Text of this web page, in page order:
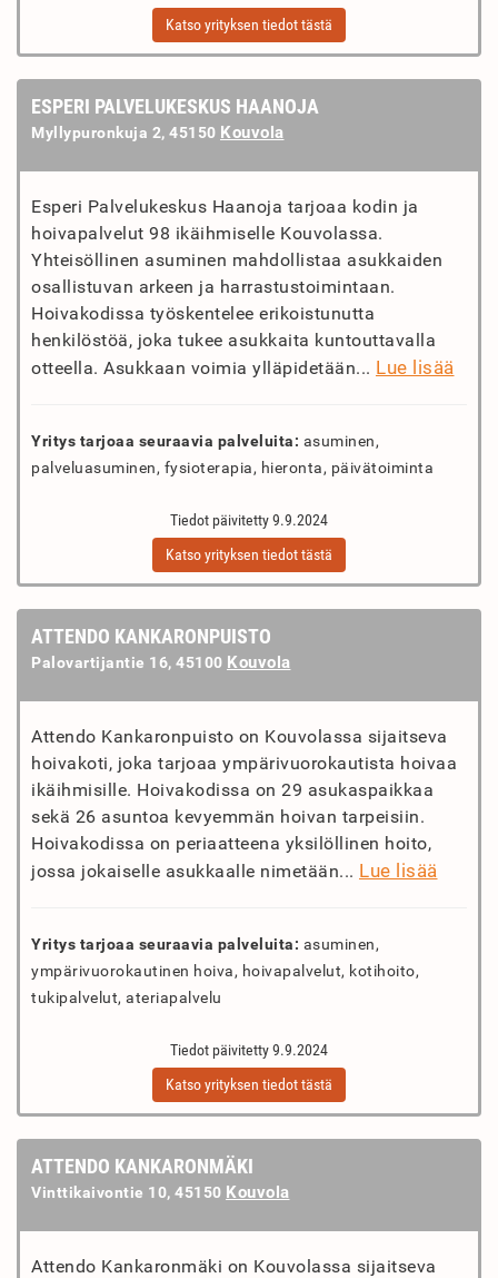
Katso yrityksen tiedot tästä
ESPERI PALVELUKESKUS HAANOJA
Myllypuronkuja 2, 45150 Kouvola
Esperi Palvelukeskus Haanoja tarjoaa kodin ja
hoivapalvelut 98 ikäihmiselle Kouvolassa.
Yhteisöllinen asuminen mahdollistaa asukkaiden
osallistuvan arkeen ja harrastustoimintaan.
Hoivakodissa työskentelee erikoistunutta
henkilöstöä, joka tukee asukkaita kuntouttavalla
otteella. Asukkaan voimia ylläpidetään... Lue lisää
Yritys tarjoaa seuraavia palveluita: asuminen,
palveluasuminen, fysioterapia, hieronta, päivätoiminta
Tiedot päivitetty 9.9.2024
Katso yrityksen tiedot tästä
ATTENDO KANKARONPUISTO
Palovartijantie 16, 45100 Kouvola
Attendo Kankaronpuisto on Kouvolassa sijaitseva
hoivakoti, joka tarjoaa ympärivuorokautista hoivaa
ikäihmisille. Hoivakodissa on 29 asukaspaikkaa
sekä 26 asuntoa kevyemmän hoivan tarpeisiin.
Hoivakodissa on periaatteena yksilöllinen hoito,
jossa jokaiselle asukkaalle nimetään... Lue lisää
Yritys tarjoaa seuraavia palveluita: asuminen,
ympärivuorokautinen hoiva, hoivapalvelut, kotihoito,
tukipalvelut, ateriapalvelu
Tiedot päivitetty 9.9.2024
Katso yrityksen tiedot tästä
ATTENDO KANKARONMÄKI
Vinttikaivontie 10, 45150 Kouvola
Attendo Kankaronmäki on Kouvolassa sijaitseva